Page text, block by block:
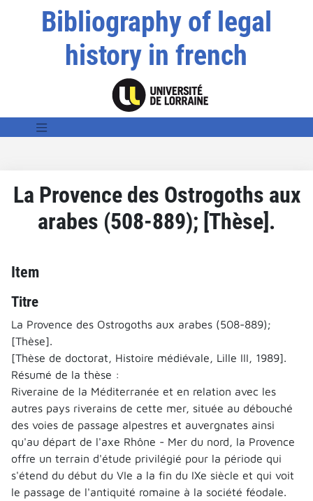
Bibliography of legal
history in french
La Provence des Ostrogoths aux
arabes (508-889); [Thèse].
Item
Titre
La Provence des Ostrogoths aux arabes (508-889);
[Thèse].
[Thèse de doctorat, Histoire médiévale, Lille III, 1989].
Résumé de la thèse :
Riveraine de la Méditerranée et en relation avec les
autres pays riverains de cette mer, située au débouché
des voies de passage alpestres et auvergnates ainsi
qu'au départ de l'axe Rhône - Mer du nord, la Provence
offre un terrain d'étude privilégié pour la période qui
s'étend du début du VIe a la fin du IXe siècle et qui voit
le passage de l'antiquité romaine à la société féodale.